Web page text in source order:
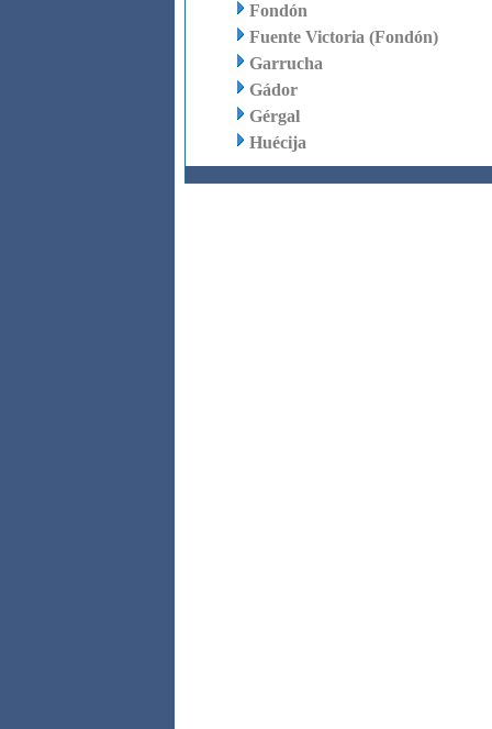
Fondón
Fuente Victoria (Fondón)
Garrucha
Gádor
Gérgal
Huécija